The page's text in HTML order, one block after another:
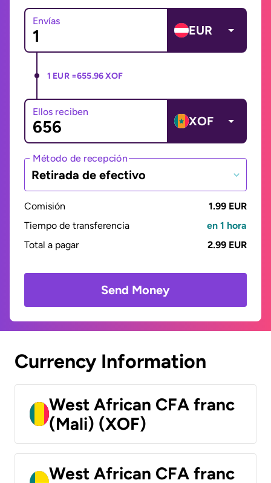
Envías
EUR
1 EUR =655.96 XOF
Ellos reciben
XOF
Método de recepción
Retirada de efectivo
Comisión
1.99 EUR
Tiempo de transferencia
en 1 hora
Total a pagar
2.99 EUR
Send Money
Currency Information
West African CFA franc
(Mali) (XOF)
West African CFA franc